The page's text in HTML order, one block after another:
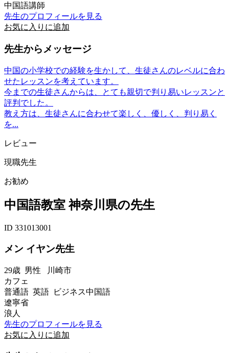
中国語講師
先生のプロフィールを見る
お気に入りに追加
先生からメッセージ
中国の小学校での経験を生かして、生徒さんのレベルに合わ
せたレッスンを考えています。
今までの生徒さんからは、とても親切で判り易いレッスンと
評判でした。
教え方は、生徒さんに合わせて楽しく、優しく、判り易く
を...
レビュー
現職先生
お勧め
中国語教室 神奈川県の先生
ID 331013001
メン イヤン先生
29歳 男性 川崎市
カフェ
普通語 英語 ビジネス中国語
遼寧省
浪人
先生のプロフィールを見る
お気に入りに追加